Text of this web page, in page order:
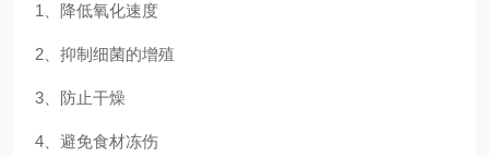
1 、降低氧化速度
2 、抑制细菌的增殖
3 、防止干燥
4 、避免食材冻伤